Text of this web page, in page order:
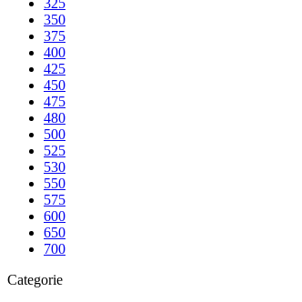
325
350
375
400
425
450
475
480
500
525
530
550
575
600
650
700
Categorie